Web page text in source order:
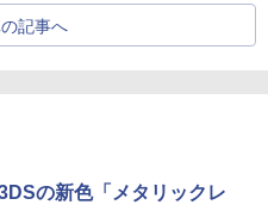
記事へ
の新色「メタリックレ